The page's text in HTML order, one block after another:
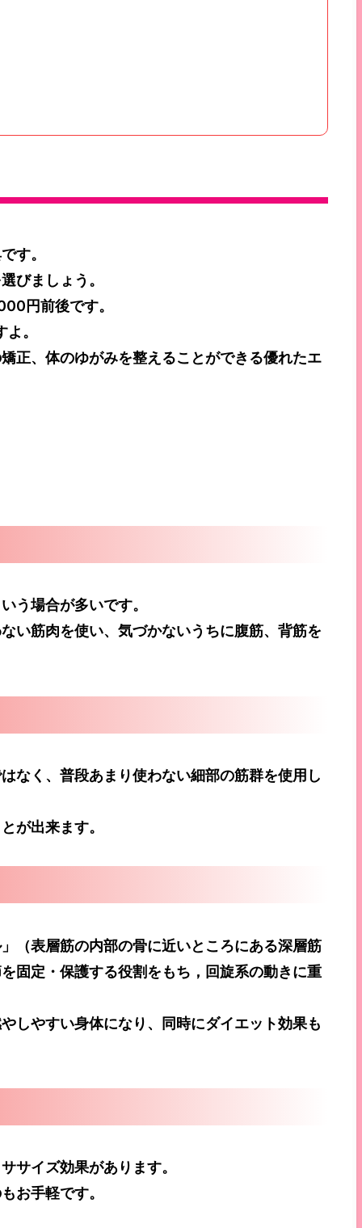
す。
びましょう。
円前後です。
。
正、体のゆがみを整えることができる優れたエ
う場合が多いです。
い筋肉を使い、気づかないうちに腹筋、背筋を
なく、普段あまり使わない細部の筋群を使用し
が出来ます。
（表層筋の内部の骨に近いところにある深層筋
固定・保護する役割をもち，回旋系の動きに重
しやすい身体になり、同時にダイエット効果も
サイズ効果があります。
お手軽です。